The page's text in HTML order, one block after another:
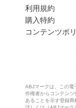
利用規約
購入特約
コンテンツポ
ABJマークは、この電
作権者からコンテン
あることを示す登録